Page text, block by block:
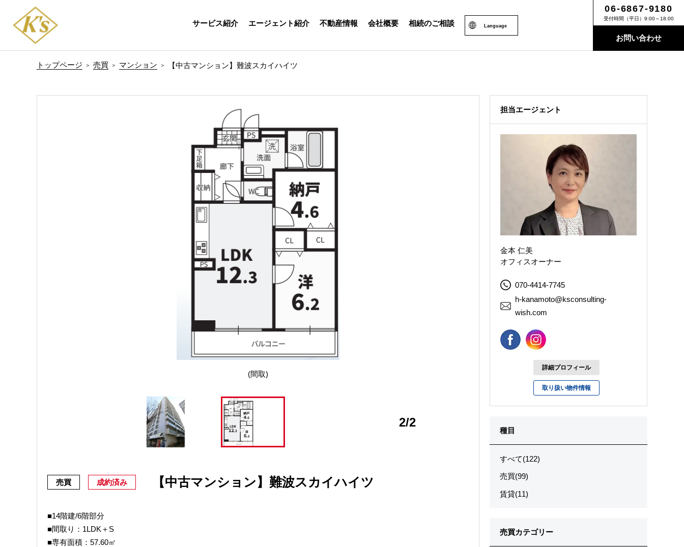
サービス紹介 エージェント紹介 不動産情報 会社概要 相続のご相談 Language
06-6867-9180
受付時間（平日）9:00～18:00
お問い合わせ
トップページ 売買 マンション 【中古マンション】難波スカイハイツ
(間取)
2/2
売買 成約済み 【中古マンション】難波スカイハイツ
■14階建/6階部分
■間取り：1LDK＋S
■専有面積：57.60㎡
担当エージェント
金本 仁美
オフィスオーナー
070-4414-7745
h-kanamoto@ksconsulting-
wish.com
詳細プロフィール
取り扱い物件情報
種目
すべて(122)
売買(99)
賃貸(11)
売買カテゴリー